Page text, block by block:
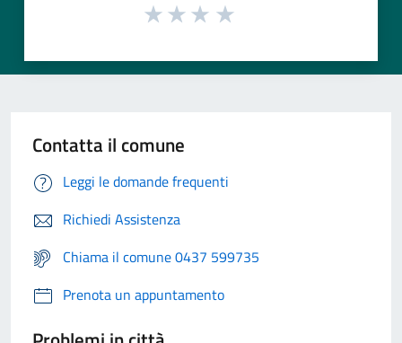
Contatta il comune
Leggi le domande frequenti
Richiedi Assistenza
Chiama il comune 0437 599735
Prenota un appuntamento